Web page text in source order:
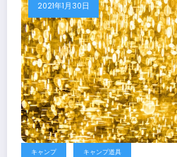
2021年1月30日
キャンプ キャンプ道具